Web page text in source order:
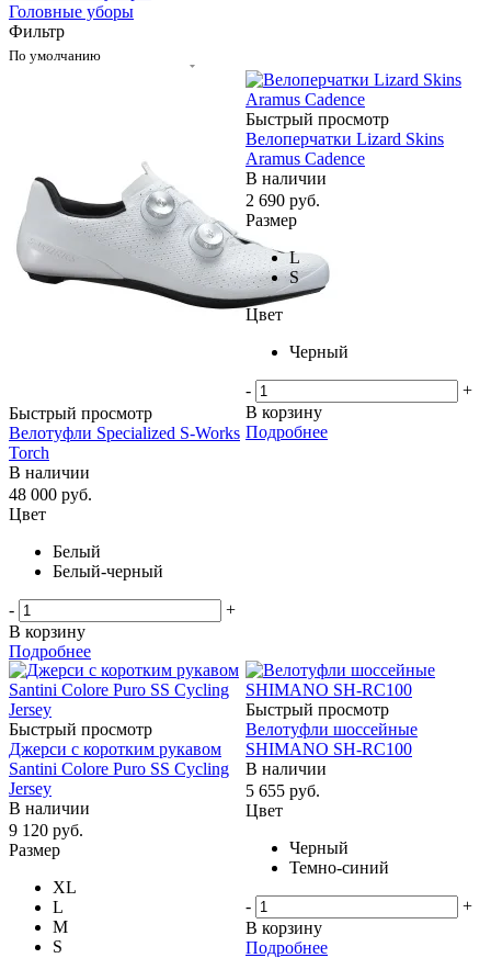
Головные уборы
Фильтр
По умолчанию
Быстрый просмотр
Велотуфли Specialized S-Works
Torch
В наличии
48 000 руб.
Цвет
Белый
Белый-черный
-
+
В корзину
Подробнее
Быстрый просмотр
Велоперчатки Lizard Skins
Aramus Cadence
В наличии
2 690 руб.
Размер
L
S
Цвет
Черный
-
+
В корзину
Подробнее
Быстрый просмотр
Джерси с коротким рукавом
Santini Colore Puro SS Cycling
Jersey
В наличии
9 120 руб.
Размер
XL
L
M
S
Быстрый просмотр
Велотуфли шоссейные
SHIMANO SH-RC100
В наличии
5 655 руб.
Цвет
Черный
Темно-синий
-
+
В корзину
Подробнее